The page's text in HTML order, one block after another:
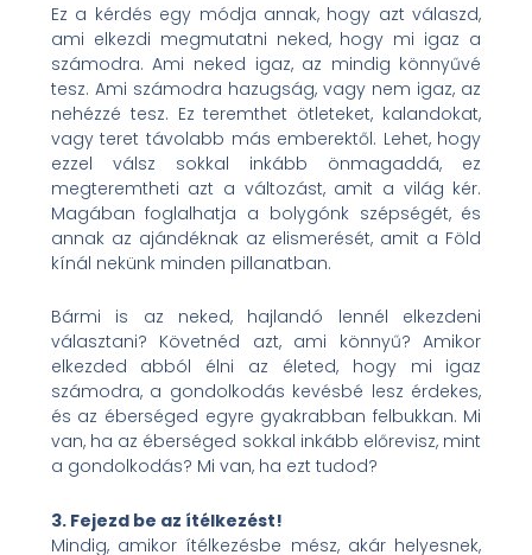
Ez a kérdés egy módja annak, hogy azt válaszd,
ami elkezdi megmutatni neked, hogy mi igaz a
számodra. Ami neked igaz, az mindig könnyűvé
tesz. Ami számodra hazugság, vagy nem igaz, az
nehézzé tesz. Ez teremthet ötleteket, kalandokat,
vagy teret távolabb más emberektől. Lehet, hogy
ezzel válsz sokkal inkább önmagaddá, ez
megteremtheti azt a változást, amit a világ kér.
Magában foglalhatja a bolygónk szépségét, és
annak az ajándéknak az elismerését, amit a Föld
kínál nekünk minden pillanatban.
Bármi is az neked, hajlandó lennél elkezdeni
választani? Követnéd azt, ami könnyű? Amikor
elkezded abból élni az életed, hogy mi igaz
számodra, a gondolkodás kevésbé lesz érdekes,
és az éberséged egyre gyakrabban felbukkan. Mi
van, ha az éberséged sokkal inkább előrevisz, mint
a gondolkodás? Mi van, ha ezt tudod?
3. Fejezd be az ítélkezést!
Mindig, amikor ítélkezésbe mész, akár helyesnek,